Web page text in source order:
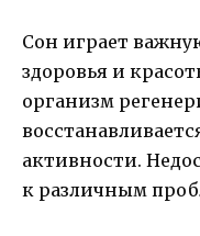
Сон играет
здоровья и
организм
активности.
к различным